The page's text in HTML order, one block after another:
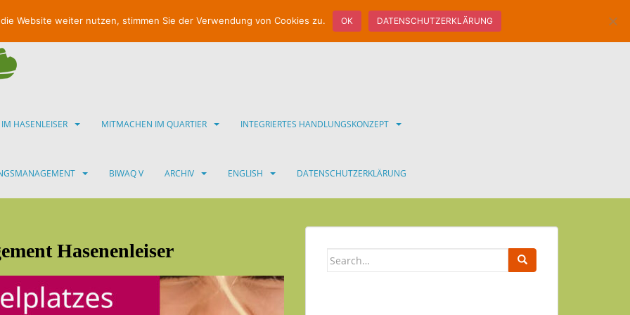
HASENLEISER MITMACHEN IM QUARTIER INTEGRIERTES HANDLUNGSKONZEPT
BIWAQ V ARCHIV ENGLISH DATENSCHUTZERKLÄRUNG
Hasenenleiser
Website weiter nutzen, stimmen Sie der Verwendung von Cookies zu. OK DATENSCHUTZERKLÄRUNG